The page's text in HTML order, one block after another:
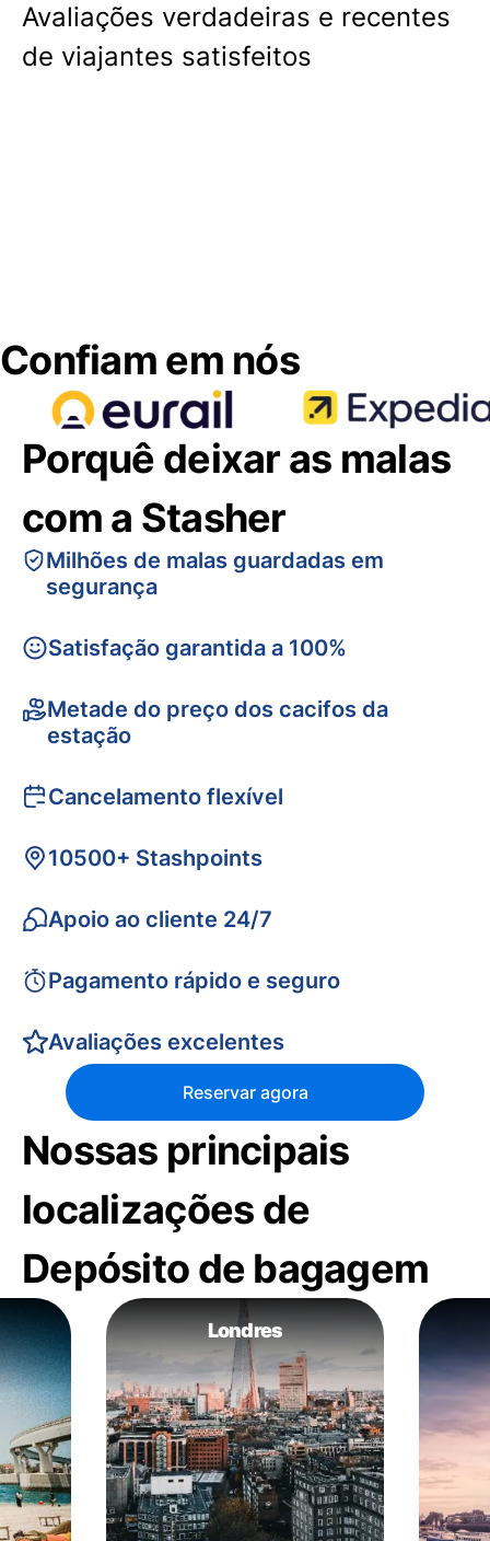
Avaliações verdadeiras e recentes
de viajantes satisfeitos
Confiam em nós
Porquê deixar as malas
com a Stasher
Milhões de malas guardadas em
segurança
Satisfação garantida a 100%
Metade do preço dos cacifos da
estação
Cancelamento flexível
10500+ Stashpoints
Apoio ao cliente 24/7
Pagamento rápido e seguro
Avaliações excelentes
Reservar agora
Nossas principais
localizações de
Depósito de bagagem
Londres